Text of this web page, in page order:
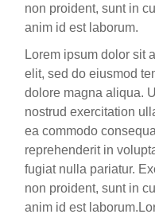
non proident, sunt in
anim id est laborum.
Lorem ipsum dolor sit
elit, sed do eiusmod
dolore magna aliqua.
nostrud exercitation
ea commodo
reprehenderit in
fugiat nulla pariatur.
non proident, sunt in
anim id est